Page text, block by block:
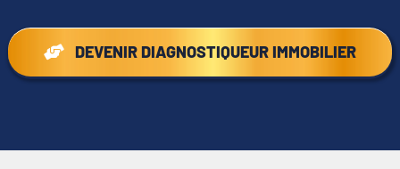
DEVENIR DIAGNOSTIQUEUR IMMOBILIER